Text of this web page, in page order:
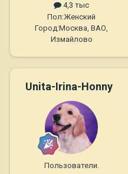
4,3 тыс
Пол:Женский
Город:Москва, ВАО,
Измайлово
Unita-Irina-Honny
Пользователи.